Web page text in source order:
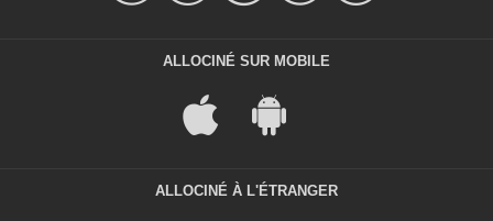
ALLOCINÉ SUR MOBILE
ALLOCINÉ À L'ÉTRANGER